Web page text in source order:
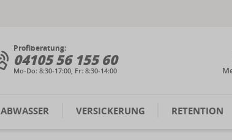
Profiberatung:
04105 56 155 60
Mo-Do: 8:30-17:00, Fr: 8:30-14:00
ABWASSER VERSICKERUNG RETENTION